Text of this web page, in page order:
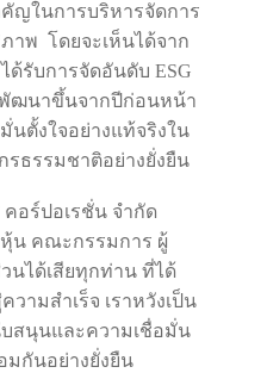
ญในการบริหารจัดการ
าพ โดยจะเห็นได้จาก
ด้รับการจัดอันดับ ESG
พัฒนาขึ้นจากปีก่อนหน้า
นตั้งใจอย่างแท้จริงใน
รธรรมชาติอย่างยั่งยืน
อร์ปอเรชั่น จำกัด
น คณะกรรมการ ผู้
นได้เสียทุกท่าน ที่ได้
ามสำเร็จ เราหวังเป็น
บสนุนและความเชื่อมั่น
มกันอย่างยั่งยืน